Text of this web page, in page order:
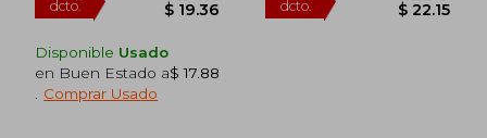
Disponible Usado
en Buen Estado a$ 17.88
Comprar Usado